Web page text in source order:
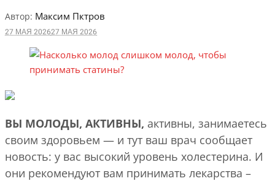
Автор: Максим Пктров
27 МАЯ 202627 МАЯ 2026
ВЫ МОЛОДЫ, АКТИВНЫ, активны, занимаетесь
своим здоровьем — и тут ваш врач сообщает
новость: у вас высокий уровень холестерина. И
они рекомендуют вам принимать лекарства –